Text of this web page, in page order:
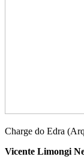
Charge do Edra
Vicente Limongi